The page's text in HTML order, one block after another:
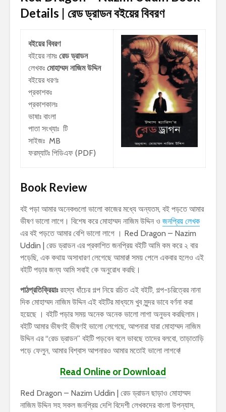
Details | রেড ড্রাডনবইয়ের বিবরণ
বইয়ের বিবরণ
বইয়ের নামঃ রেড ড্রাডন
লেখকঃ মোহাম্মদ নাজিম উদ্দিন
বইয়ের ধরণঃ
প্রকাশকঃ
প্রকাশকালঃ
ভাষাঃ বাংলা
পাতা সংখ্যাঃ টি
সাইজঃ MB
ফরম্যাটঃ পিডিএফ (PDF)
Book Review
বই পড়া আমার অনেকগুলো ভালো কাজের মধ্যে অন্যতম, বই পড়তে আমার
ভীষণ ভালো লাগে। বিশেষ করে মোহাম্মদ নাজিম উদ্দিন ও জনপ্রিয় লেখক
এর বই পড়তে আমার বেশি ভালো লাগে । Red Dragon – Nazim
Uddin | রেড ড্রাডন এর প্রকাশিত জনপ্রিয় বইটি আমি কম করে ২ বার
পড়েছি, এক কথায় অসাধারণ লেগেছে আমার! সময় পেলে একবার হলেও এই
বইটি পড়ার জন্য আমি সবাই কে অনুরোধ করছি।
পাঠপ্রতিক্রিয়াঃরহস্য ধাঁচের গল্প নিয়ে রচিত এই বইটি, গল্প-চরিত্রের নানা
দিক মোহাম্মদ নাজিম উদ্দিন এই বইটির মাধ্যমে খুব সুন্দর ভাবে বর্ণনা করা
হয়েছে । বইটি পড়ার সময় অনেক অনেক ভালো লাগা অনুভব করছিলাম।
বইটি আমার ভীষণই ভীষণই ভালো লেগেছে, আপনারা যারা মোহাম্মদ নাজিম
উদ্দিন এর “রেড ড্রাডন” বইটি পড়বেন বলে ভাবছে তাদের বলবো, তাড়াতাড়ি
পড়ে ফেলুন, আমার বিশ্বাস আপনারও আমার মতোই ভালো লাগবে!
Read Online or Download
Red Dragon – Nazim Uddin | রেড ড্রাডন ছাড়াও মোহাম্মদ
নাজিম উদ্দিন সহ সকল জনপ্রিয় দেশি বিদেশী লেখকদের বাংলা উপন্যাস,